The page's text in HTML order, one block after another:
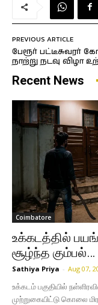
PREVIOUS ARTICLE
பேரூர் பட்டீசுவரர்
நாற்று நடவு விழா
Recent News
Coimbatore
உக்கடத்தில்
சூழ்ந்த கும்பல்…
Sathiya Priya - Aug 07,
உக்கடம் பகுதியில்
முற்றுகையிட்டு கொலை